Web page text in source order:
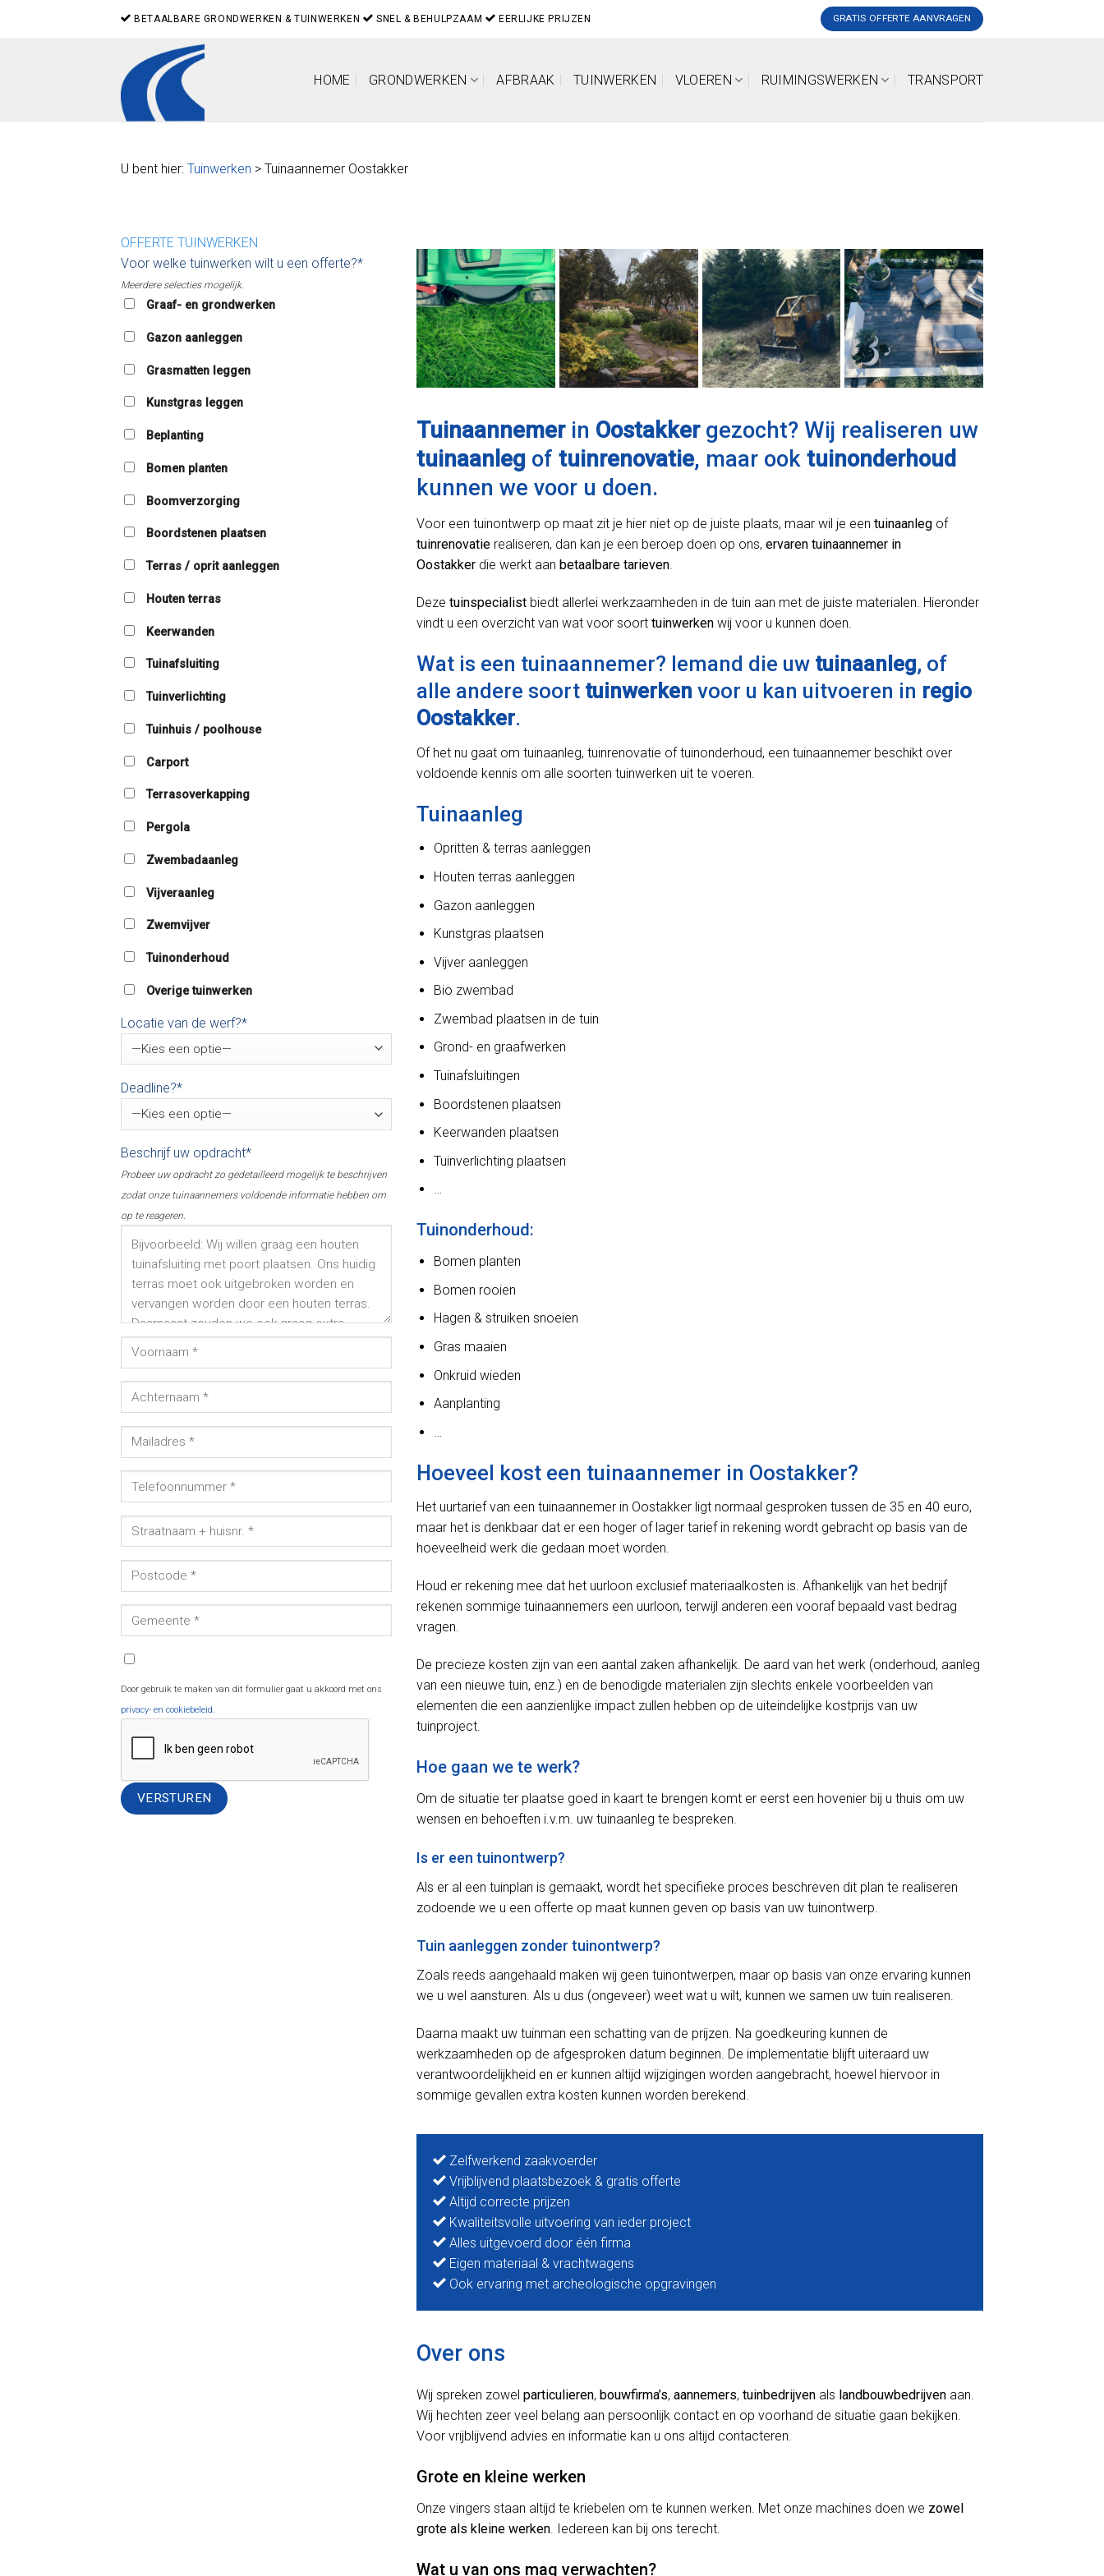
BETAALBARE GRONDWERKEN & TUINWERKEN SNEL & BEHULPZAAM EERLIJKE PRIJZEN GRATIS OFFERTE AANVRAGEN
HOME GRONDWERKEN AFBRAAK TUINWERKEN VLOEREN RUIMINGSWERKEN TRANSPORT
U bent hier: Tuinwerken > Tuinaannemer Oostakker
OFFERTE TUINWERKEN
Voor welke tuinwerken wilt u een offerte?*
Meerdere selecties mogelijk.
Graaf- en grondwerken
Gazon aanleggen
Grasmatten leggen
Kunstgras leggen
Beplanting
Bomen planten
Boomverzorging
Boordstenen plaatsen
Terras / oprit aanleggen
Houten terras
Keerwanden
Tuinafsluiting
Tuinverlichting
Tuinhuis / poolhouse
Carport
Terrasoverkapping
Pergola
Zwembadaanleg
Vijveraanleg
Zwemvijver
Tuinonderhoud
Overige tuinwerken
Locatie van de werf?*
Deadline?*
Beschrijf uw opdracht*
Probeer uw opdracht zo gedetailleerd mogelijk te beschrijven
zodat onze tuinaannemers voldoende informatie hebben om
op te reageren.
Door gebruik te maken van dit formulier gaat u akkoord met ons
privacy- en cookiebeleid.
Tuinaannemerin Oostakkergezocht? Wij realiseren uw
tuinaanleg of tuinrenovatie, maar ook tuinonderhoud
kunnen we voor u doen.
Voor een tuinontwerp op maat zit je hier niet op de juiste plaats, maar wil je een tuinaanleg of
tuinrenovatie realiseren, dan kan je een beroep doen op ons, ervaren tuinaannemer in
Oostakker die werkt aan betaalbare tarieven.
Deze tuinspecialist biedt allerlei werkzaamheden in de tuin aan met de juiste materialen. Hieronder
vindt u een overzicht van wat voor soort tuinwerken wij voor u kunnen doen.
Wat is een tuinaannemer? Iemand die uw tuinaanleg, of
alle andere soort tuinwerken voor u kan uitvoeren in regio
Oostakker.
Of het nu gaat om tuinaanleg, tuinrenovatie of tuinonderhoud, een tuinaannemer beschikt over
voldoende kennis om alle soorten tuinwerken uit te voeren.
Tuinaanleg
Opritten & terras aanleggen
Houten terras aanleggen
Gazon aanleggen
Kunstgras plaatsen
Vijver aanleggen
Bio zwembad
Zwembad plaatsen in de tuin
Grond- en graafwerken
Tuinafsluitingen
Boordstenen plaatsen
Keerwanden plaatsen
Tuinverlichting plaatsen
…
Tuinonderhoud:
Bomen planten
Bomen rooien
Hagen & struiken snoeien
Gras maaien
Onkruid wieden
Aanplanting
…
Hoeveel kost een tuinaannemer in Oostakker?
Het uurtarief van een tuinaannemer in Oostakker ligt normaal gesproken tussen de 35 en 40 euro,
maar het is denkbaar dat er een hoger of lager tarief in rekening wordt gebracht op basis van de
hoeveelheid werk die gedaan moet worden.
Houd er rekening mee dat het uurloon exclusief materiaalkosten is. Afhankelijk van het bedrijf
rekenen sommige tuinaannemers een uurloon, terwijl anderen een vooraf bepaald vast bedrag
vragen.
De precieze kosten zijn van een aantal zaken afhankelijk. De aard van het werk (onderhoud, aanleg
van een nieuwe tuin, enz.) en de benodigde materialen zijn slechts enkele voorbeelden van
elementen die een aanzienlijke impact zullen hebben op de uiteindelijke kostprijs van uw
tuinproject.
Hoe gaan we te werk?
Om de situatie ter plaatse goed in kaart te brengen komt er eerst een hovenier bij u thuis om uw
wensen en behoeften i.v.m. uw tuinaanleg te bespreken.
Is er een tuinontwerp?
Als er al een tuinplan is gemaakt, wordt het specifieke proces beschreven dit plan te realiseren
zodoende we u een offerte op maat kunnen geven op basis van uw tuinontwerp.
Tuin aanleggen zonder tuinontwerp?
Zoals reeds aangehaald maken wij geen tuinontwerpen, maar op basis van onze ervaring kunnen
we u wel aansturen. Als u dus (ongeveer) weet wat u wilt, kunnen we samen uw tuin realiseren.
Daarna maakt uw tuinman een schatting van de prijzen. Na goedkeuring kunnen de
werkzaamheden op de afgesproken datum beginnen. De implementatie blijft uiteraard uw
verantwoordelijkheid en er kunnen altijd wijzigingen worden aangebracht, hoewel hiervoor in
sommige gevallen extra kosten kunnen worden berekend.
Zelfwerkend zaakvoerder
Vrijblijvend plaatsbezoek & gratis offerte
Altijd correcte prijzen
Kwaliteitsvolle uitvoering van ieder project
Alles uitgevoerd door één firma
Eigen materiaal & vrachtwagens
Ook ervaring met archeologische opgravingen
Over ons
Wij spreken zowel particulieren, bouwfirma’s, aannemers, tuinbedrijven als landbouwbedrijven aan.
Wij hechten zeer veel belang aan persoonlijk contact en op voorhand de situatie gaan bekijken.
Voor vrijblijvend advies en informatie kan u ons altijd contacteren.
Grote en kleine werken
Onze vingers staan altijd te kriebelen om te kunnen werken. Met onze machines doen we zowel
grote als kleine werken. Iedereen kan bij ons terecht.
Wat u van ons mag verwachten?